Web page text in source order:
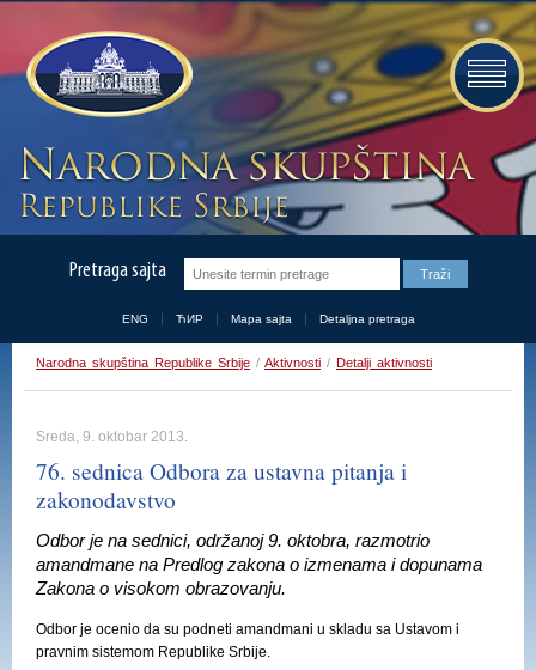
Pretraga sajta
ENG ЋИР Mapa sajta Detaljna pretraga
Narodna skupština Republike Srbije / Aktivnosti / Detalji aktivnosti
Sreda, 9. oktobar 2013.
76. sednica Odbora za ustavna pitanja i
zakonodavstvo
Odbor je na sednici, održanoj 9. oktobra, razmotrio
amandmane na Predlog zakona o izmenama i dopunama
Zakona o visokom obrazovanju.
Odbor je ocenio da su podneti amandmani u skladu sa Ustavom i
pravnim sistemom Republike Srbije.